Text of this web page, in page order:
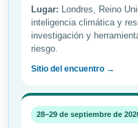
Lugar: Londres, Reino
inteligencia climática y
investigación y
riesgo.
Sitio del encuentro →
28–29 de septiembre de